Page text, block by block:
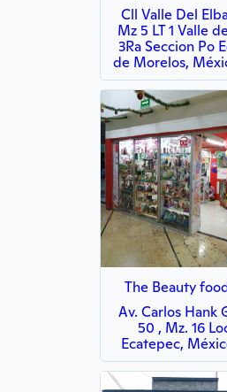
Cll Valle Del
Mz 5 LT 1 Valle
3Ra Seccion Po
de Morelos,
The Beauty
Av. Carlos Hank
50 , Mz. 16
Ecatepec,